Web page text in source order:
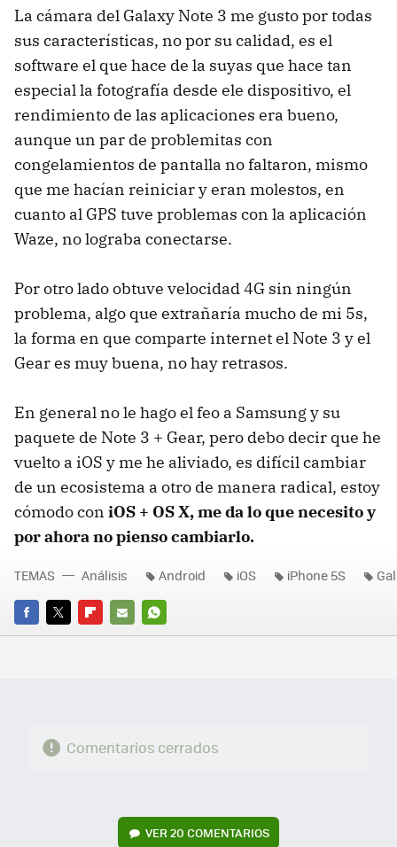
La cámara del Galaxy Note 3 me gusto por todas
sus características, no por su calidad, es el
software el que hace de la suyas que hace tan
especial la fotografía desde ele dispositivo, el
rendimiento de las aplicaciones era bueno,
aunque un par de problemitas con
congelamientos de pantalla no faltaron, mismo
que me hacían reiniciar y eran molestos, en
cuanto al GPS tuve problemas con la aplicación
Waze, no lograba conectarse.
Por otro lado obtuve velocidad 4G sin ningún
problema, algo que extrañaría mucho de mi 5s,
la forma en que comparte internet el Note 3 y el
Gear es muy buena, no hay retrasos.
En general no le hago el feo a Samsung y su
paquete de Note 3 + Gear, pero debo decir que he
vuelto a iOS y me he aliviado, es difícil cambiar
de un ecosistema a otro de manera radical, estoy
cómodo con iOS + OS X, me da lo que necesito y
por ahora no pienso cambiarlo.
FACEBOOK
TWITTERFLIPBOARD
E-
WHATSAPP
TEMAS Análisis Android iOS iPhone 5S
Comentarios cerrados
VER 20 COMENTARIOS